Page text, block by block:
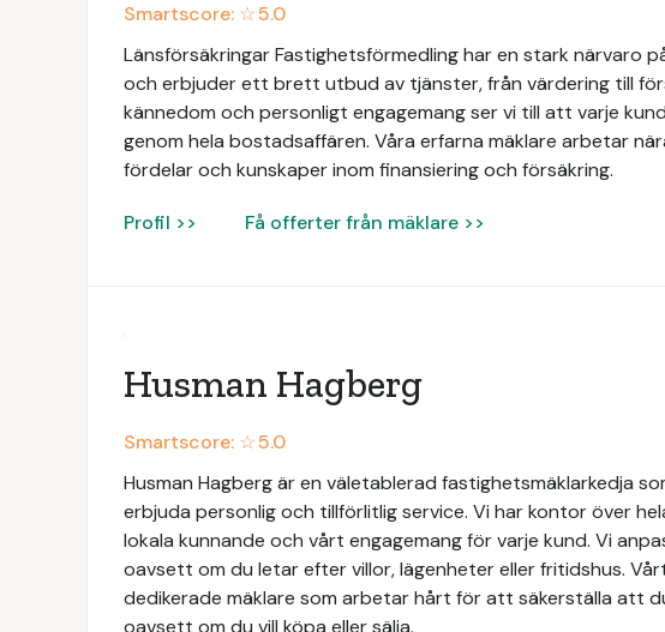
Smartscore: ☆5.0
Länsförsäkringar Fastighetsförmedling har en stark närvaro
och erbjuder ett brett utbud av tjänster, från värdering till
kännedom och personligt engagemang ser vi till att varje
genom hela bostadsaffären. Våra erfarna mäklare arbetar
fördelar och kunskaper inom finansiering och försäkring.
Profil >> Få offerter från mäklare >>
Husman Hagberg
Smartscore: ☆5.0
Husman Hagberg är en väletablerad fastighetsmäklarkedja
erbjuda personlig och tillförlitlig service. Vi har kontor över
lokala kunnande och vårt engagemang för varje kund. Vi
oavsett om du letar efter villor, lägenheter eller fritidshus.
dedikerade mäklare som arbetar hårt för att säkerställa att
oavsett om du vill köpa eller sälja.